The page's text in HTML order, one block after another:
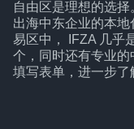
自由区是理想的选
出海中东企业的本
易区中， IFZA 几乎
个，同时还有专业
填写表单，进一步了